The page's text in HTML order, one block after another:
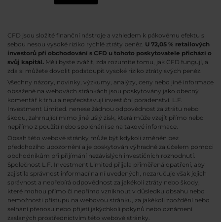
CFD jsou složité finanční nástroje a vzhledem k pákovému efektu s
sebou nesou vysoké riziko rychlé ztráty peněz. U 72,05 % retailových
investorů při obchodování s CFD u tohoto poskytovatele přichází o
svůj kapitál. Měli byste zvážit, zda rozumíte tomu, jak CFD fungují, a
zda si můžete dovolit podstoupit vysoké riziko ztráty svých peněz.
Všechny názory, novinky, výzkumy, analýzy, ceny nebo jiné informace
obsažené na webovách stránkách jsou poskytovány jako obecný
komentář k trhu a nepředstavují investiční poradenství. L.F.
Investment Limited. nenese žádnou odpovědnost za ztrátu nebo
škodu, zahrnující mimo jiné ušlý zisk, která může vzejít přímo nebo
nepřímo z použití nebo spoléhání se na takové informace.
Obsah této webové stránky může být kdykoli změněn bez
předchozího upozornění a je poskytován výhradně za účelem pomoci
obchodníkům při přijímání nezávislých investičních rozhodnutí.
Společnost L.F. Investment Limited přijala přiměřená opatření, aby
zajistila správnost informací na ní uvedených, nezaručuje však jejich
správnost a nepřebírá odpovědnost za jakékoli ztráty nebo škody,
které mohou přímo či nepřímo vzniknout v důsledku obsahu nebo
nemožnosti přístupu na webovou stránku, za jakékoli zpoždění nebo
selhání přenosu nebo přijetí jakýchkoli pokynů nebo oznámení
zaslaných prostřednictvím této webové stránky.